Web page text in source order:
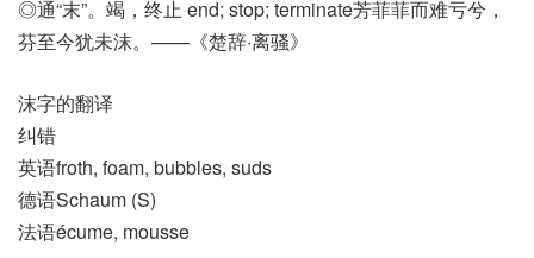
◎通“末”。竭，终止 end; stop; terminate芳菲菲而难亏兮，
芬至今犹未沫。——《楚辞·离骚》
沫字的翻译
纠错
英语froth, foam, bubbles, suds
德语Schaum (S)
法语écume, mousse